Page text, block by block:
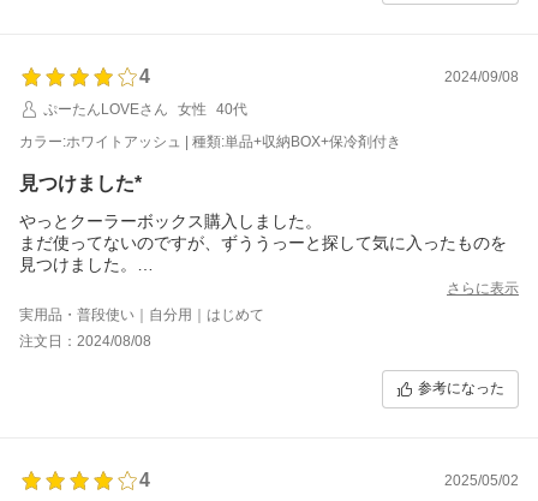
4
2024/09/08
ぷーたんLOVEさん
女性
40代
カラー:ホワイトアッシュ | 種類:単品+収納BOX+保冷剤付き
見つけました*
やっとクーラーボックス購入しました。
まだ使ってないのですが、ずううっーと探して気に入ったものを
見つけました。
長い日にち氷が持つようでいざと言うとき買い物（大量）の時な
ど使いたいと思ってます。
ただもっと軽いと良いのにと思ってしまいま（お値段も）
そこが改善されるともっといいと思います。楽しみなところで
さらに表示
実用品・普段使い｜自分用｜はじめて
注文日：2024/08/08
参考になった
4
2025/05/02